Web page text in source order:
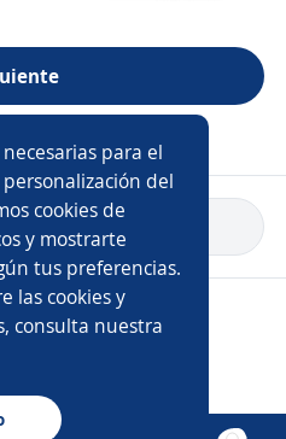
para el
del
cookies de
y mostrarte
tus preferencias.
las cookies y
consulta nuestra
a inicio
DGNET LTD.
/ Privacidad